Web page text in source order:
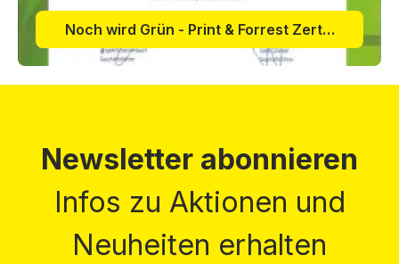
Noch wird Grün - Print & Forrest Zertifikat 2011
Newsletter abonnieren
Infos zu Aktionen und
Neuheiten erhalten